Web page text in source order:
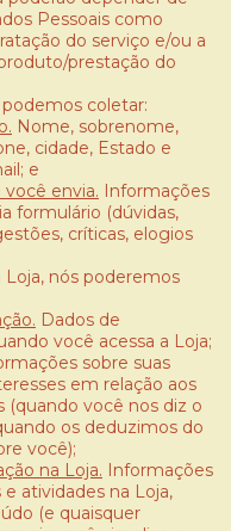
Pessoais como
do serviço e/ou a
prestação do
coletar:
Nome, sobrenome,
cidade, Estado e
e
envia. Informações
formulário (dúvidas,
críticas, elogios
Loja, nós poderemos
Dados de
você acessa a Loja;
sobre suas
em relação aos
(quando você nos diz o
os deduzimos do
você);
na Loja. Informações
e atividades na Loja,
(e quaisquer